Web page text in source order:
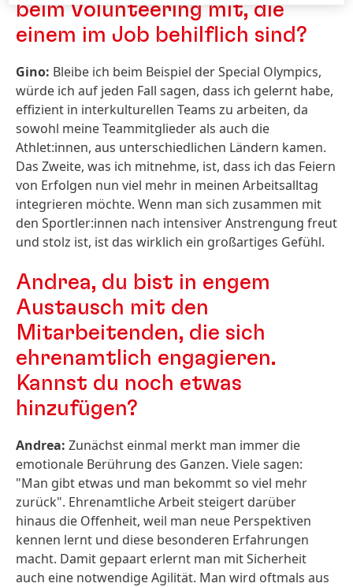
beim Volunteering mit, die
einem im Job behilflich sind?
Gino: Bleibe ich beim Beispiel der Special Olympics,
würde ich auf jeden Fall sagen, dass ich gelernt habe,
effizient in interkulturellen Teams zu arbeiten, da
sowohl meine Teammitglieder als auch die
Athlet:innen, aus unterschiedlichen Ländern kamen.
Das Zweite, was ich mitnehme, ist, dass ich das Feiern
von Erfolgen nun viel mehr in meinen Arbeitsalltag
integrieren möchte. Wenn man sich zusammen mit
den Sportler:innen nach intensiver Anstrengung freut
und stolz ist, ist das wirklich ein großartiges Gefühl.
Andrea, du bist in engem
Austausch mit den
Mitarbeitenden, die sich
ehrenamtlich engagieren.
Kannst du noch etwas
hinzufügen?
Andrea: Zunächst einmal merkt man immer die
emotionale Berührung des Ganzen. Viele sagen:
"Man gibt etwas und man bekommt so viel mehr
zurück". Ehrenamtliche Arbeit steigert darüber
hinaus die Offenheit, weil man neue Perspektiven
kennen lernt und diese besonderen Erfahrungen
macht. Damit gepaart erlernt man mit Sicherheit
auch eine notwendige Agilität. Man wird oftmals aus